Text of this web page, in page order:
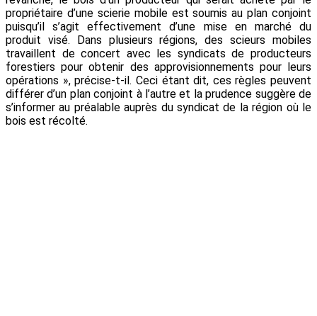
propriétaire d’une scierie mobile est soumis au plan conjoint
puisqu’il s’agit effectivement d’une mise en marché du
produit visé. Dans plusieurs régions, des scieurs mobiles
travaillent de concert avec les syndicats de producteurs
forestiers pour obtenir des approvisionnements pour leurs
opérations », précise-t-il. Ceci étant dit, ces règles peuvent
différer d’un plan conjoint à l’autre et la prudence suggère de
s’informer au préalable auprès du syndicat de la région où le
bois est récolté.